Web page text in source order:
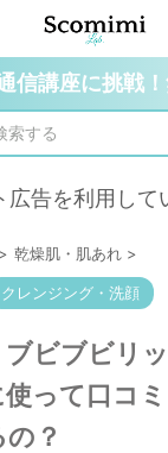
信講座に挑戦
広告を利用して
> 乾燥肌・肌あれ >
クレンジング・洗顔
ブビブビリ
って口コ
？